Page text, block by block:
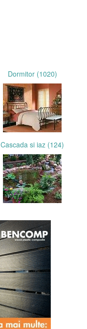
Dormitor (1020)
Cascada si iaz (124)